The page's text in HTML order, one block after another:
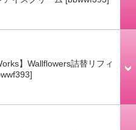
】Wallflowers詰替リフィ